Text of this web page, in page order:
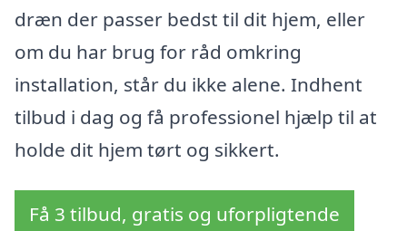
dræn der passer bedst til dit hjem, eller
om du har brug for råd omkring
installation, står du ikke alene. Indhent
tilbud i dag og få professionel hjælp til at
holde dit hjem tørt og sikkert.
Få 3 tilbud, gratis og uforpligtende